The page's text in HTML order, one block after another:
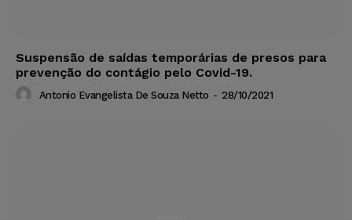
Suspensão de saídas temporárias de presos para
prevenção do contágio pelo Covid-19.
Antonio Evangelista De Souza Netto - 28/10/2021